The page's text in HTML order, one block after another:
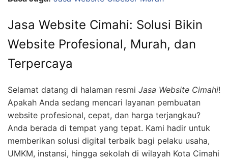
Jasa Website Cimahi: Solusi Bikin
Website Profesional, Murah, dan
Terpercaya
Selamat datang di halaman resmi Jasa Website Cimahi!
Apakah Anda sedang mencari layanan pembuatan
website profesional, cepat, dan harga terjangkau?
Anda berada di tempat yang tepat. Kami hadir untuk
memberikan solusi digital terbaik bagi pelaku usaha,
UMKM, instansi, hingga sekolah di wilayah Kota Cimahi